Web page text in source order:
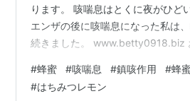
ります。 咳喘息はとくに夜がひど
エンザの後に咳喘息になった私は
続きました。 www.betty0918.biz
み、最近は朝のコーヒーのかわり
+蜂蜜」をお湯で割って飲む習慣に
#蜂蜜 #咳喘息 #鎮咳作用 #蜂
#はちみつレモン